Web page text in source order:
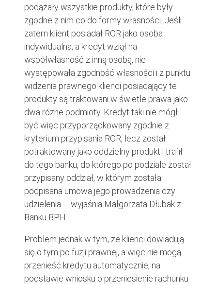
podążały wszystkie produkty, które były
zgodne z nim co do formy własności. Jeśli
zatem klient posiadał ROR jako osoba
indywidualna, a kredyt wziął na
współwłasność z inną osobą, nie
występowała zgodność własności i z punktu
widzenia prawnego klienci posiadający te
produkty są traktowani w świetle prawa jako
dwa różne podmioty. Kredyt taki nie mógł
być więc przyporządkowany zgodnie z
kryterium przypisania ROR, lecz został
potraktowany jako oddzielny produkt i trafił
do tego banku, do którego po podziale został
przypisany oddział, w którym została
podpisana umowa jego prowadzenia czy
udzielenia – wyjaśnia Małgorzata Dłubak z
Banku BPH.
Problem jednak w tym, że klienci dowiadują
się o tym po fuzji prawnej, a więc nie mogą
przenieść kredytu automatycznie, na
podstawie wniosku o przeniesienie rachunku